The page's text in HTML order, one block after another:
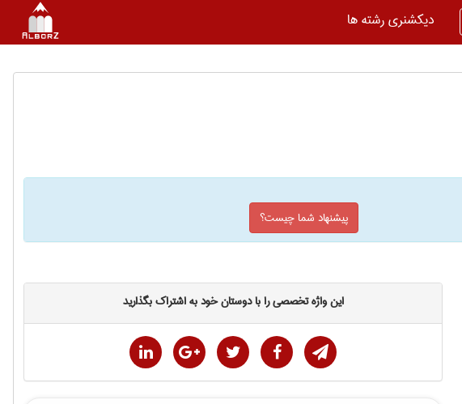
دیکشنری رشته ها
پیشنهاد شما چیست؟
این واژه تخصصی را با دوستان خود به اشتراک بگذارید